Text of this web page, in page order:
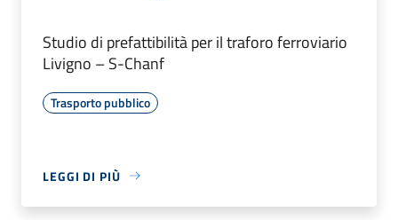
Studio di prefattibilità per il traforo ferroviario
Livigno – S-Chanf
Trasporto pubblico
LEGGI DI PIÙ